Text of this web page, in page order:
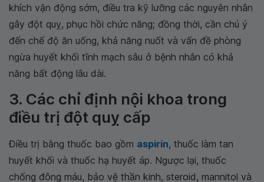
khích vận động sớm, điều tra kỹ lưỡng các nguyên nhân
gây đột quỵ, phục hồi chức năng; đồng thời, cần chú ý
đến chế độ ăn uống, khả năng nuốt và vấn đề phòng
ngừa huyết khối tĩnh mạch sâu ở bệnh nhân có khả
năng bất động lâu dài.
3. Các chỉ định nội khoa trong
điều trị đột quỵ cấp
Điều trị bằng thuốc bao gồm aspirin, thuốc làm tan
huyết khối và thuốc hạ huyết áp. Ngược lại, thuốc
chống đông máu, bảo vệ thần kinh, steroid, mannitol và